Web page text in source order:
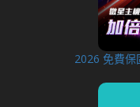
2026 免費保